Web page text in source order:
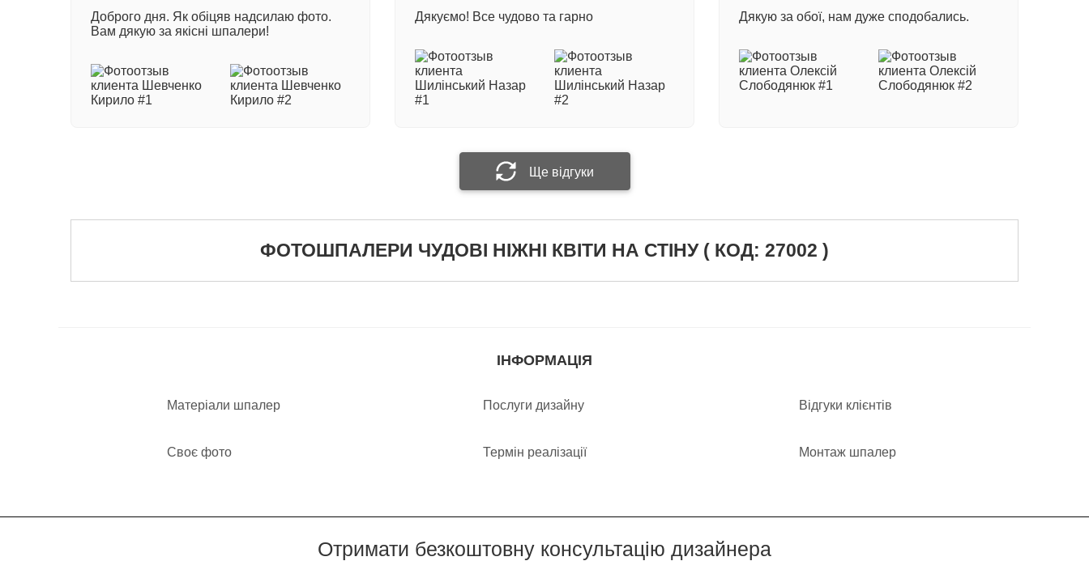
Ваш відгук
Надіслати відгук
Доброго дня. Як обіцяв надсилаю фото.
Вам дякую за якісні шпалери!
Дякуємо! Все чудово та гарно Дякую за обої, нам дуже сподобались.
Ще відгуки
ФОТОШПАЛЕРИ ЧУДОВІ НІЖНІ КВІТИ НА СТІНУ ( КОД: 27002 )
ІНФОРМАЦІЯ
Матеріали шпалер Послуги дизайну Відгуки клієнтів
Своє фото Термін реалізації Монтаж шпалер
Отримати безкоштовну консультацію дизайнера